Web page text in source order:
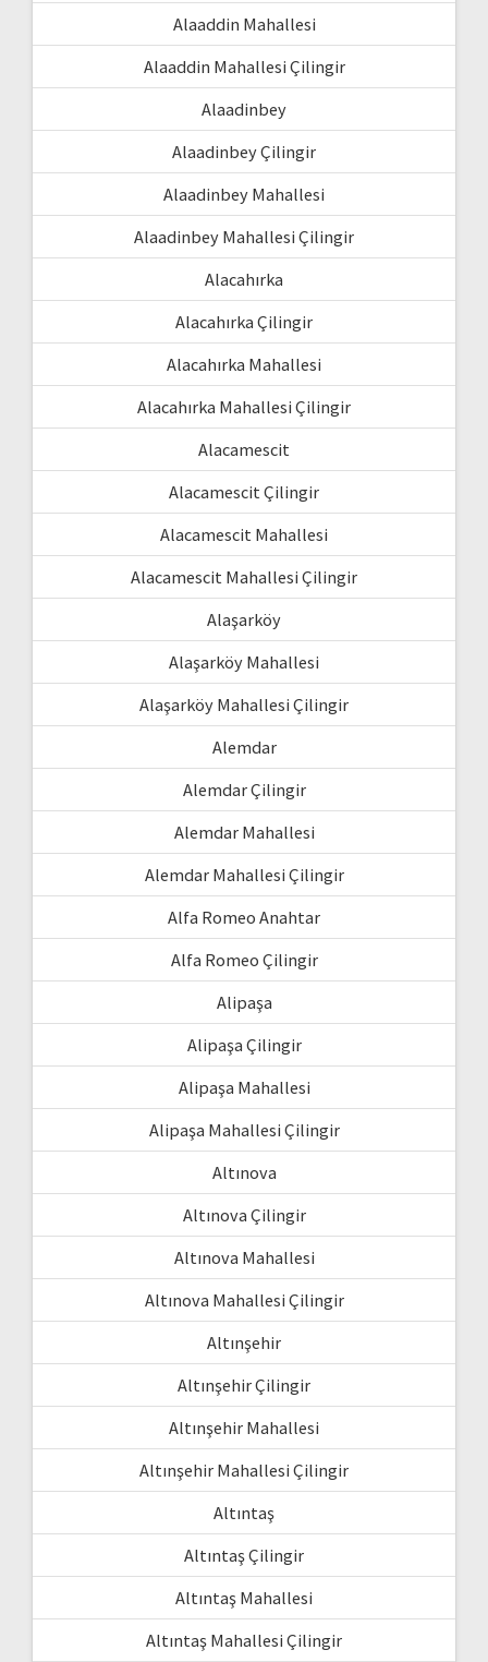
Alaaddin Mahallesi
Alaaddin Mahallesi Çilingir
Alaadinbey
Alaadinbey Çilingir
Alaadinbey Mahallesi
Alaadinbey Mahallesi Çilingir
Alacahırka
Alacahırka Çilingir
Alacahırka Mahallesi
Alacahırka Mahallesi Çilingir
Alacamescit
Alacamescit Çilingir
Alacamescit Mahallesi
Alacamescit Mahallesi Çilingir
Alaşarköy
Alaşarköy Mahallesi
Alaşarköy Mahallesi Çilingir
Alemdar
Alemdar Çilingir
Alemdar Mahallesi
Alemdar Mahallesi Çilingir
Alfa Romeo Anahtar
Alfa Romeo Çilingir
Alipaşa
Alipaşa Çilingir
Alipaşa Mahallesi
Alipaşa Mahallesi Çilingir
Altınova
Altınova Çilingir
Altınova Mahallesi
Altınova Mahallesi Çilingir
Altınşehir
Altınşehir Çilingir
Altınşehir Mahallesi
Altınşehir Mahallesi Çilingir
Altıntaş
Altıntaş Çilingir
Altıntaş Mahallesi
Altıntaş Mahallesi Çilingir